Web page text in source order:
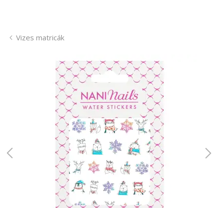
Vizes matricák